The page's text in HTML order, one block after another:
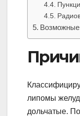
Возможные
липомы
дольчатые.